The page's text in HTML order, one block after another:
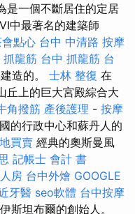
是一個不斷居住的定居
中最著名的建築師
點心 台中 中清路 按摩
抓龍筋 台中 抓龍筋 台
造的。 士林 整復 在
丘上的巨大宮殿綜合大
角撥筋 產後護理 - 按摩
的行政中心和蘇丹人的
買賣 經典的奧斯曼風
記帳士 會計 書
房 台中外燴 GOOGLE
牙醫 seo軟體 台中按摩
斯坦布爾的創始人。